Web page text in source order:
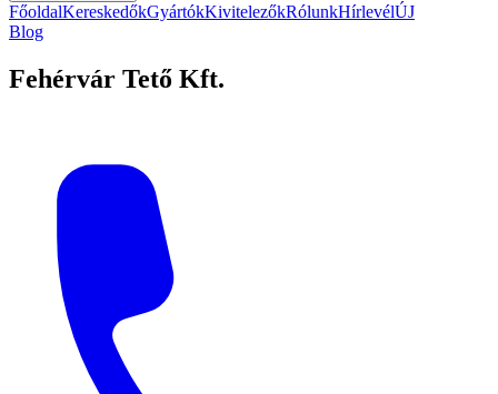
FőoldalKereskedőkGyártókKivitelezőkRólunkHírlevélÚJ
Blog
Fehérvár Tető Kft.